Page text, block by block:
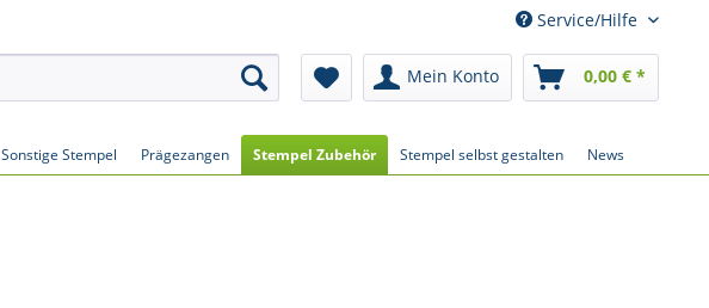
Service/Hilfe
Mein Konto 0,00 € *
Sonstige Stempel Prägezangen Stempel Zubehör Stempel selbst gestalten News